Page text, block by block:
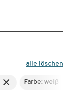
alle löschen
Farbe: weiß